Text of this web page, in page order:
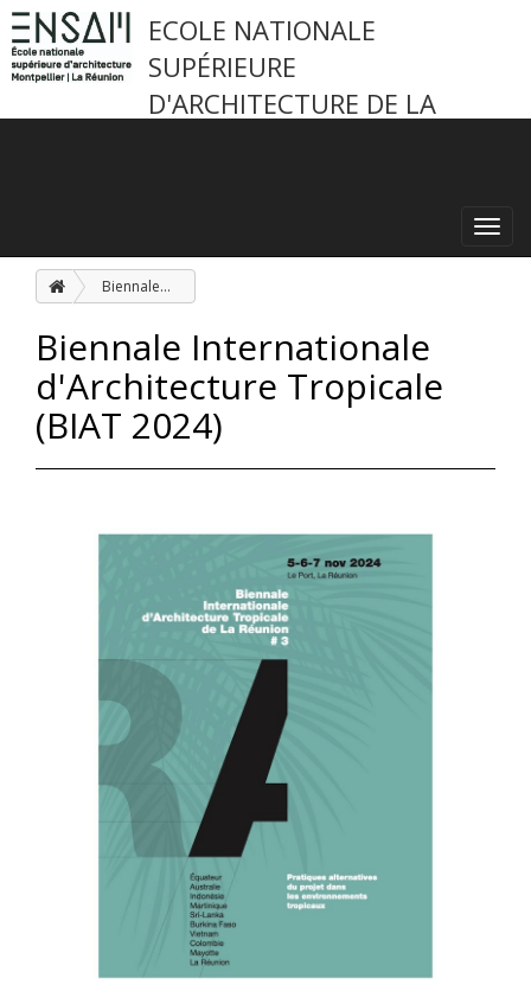
ECOLE NATIONALE
SUPÉRIEURE
D'ARCHITECTURE DE LA
Biennale Internationale d'Architecture Tropicale (BIAT 2024)
Biennale Internationale
d'Architecture Tropicale
(BIAT 2024)